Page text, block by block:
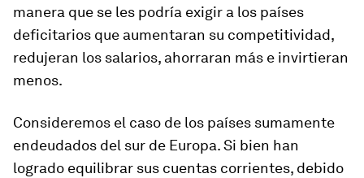
manera que se les podría exigir a los países
deficitarios que aumentaran su competitividad,
redujeran los salarios, ahorraran más e invirtieran
menos.
Consideremos el caso de los países sumamente
endeudados del sur de Europa. Si bien han
logrado equilibrar sus cuentas corrientes, debido